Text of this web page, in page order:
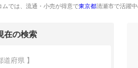
ムでは、流通・小売が得意で東京都清瀬市で活躍中
在の検索
道府県 】